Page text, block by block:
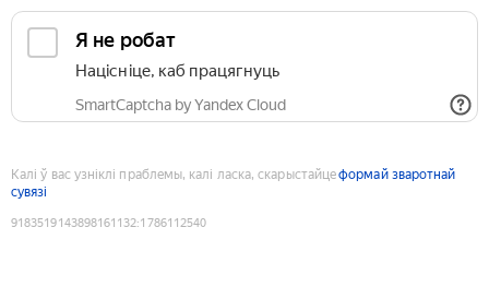
Я не робат
Націсніце, каб працягнуць
SmartCaptcha by Yandex Cloud
Калі ў вас узніклі праблемы, калі ласка, скарыстайцеформай зваротнай
сувязі
9183519143898161132:1786112540